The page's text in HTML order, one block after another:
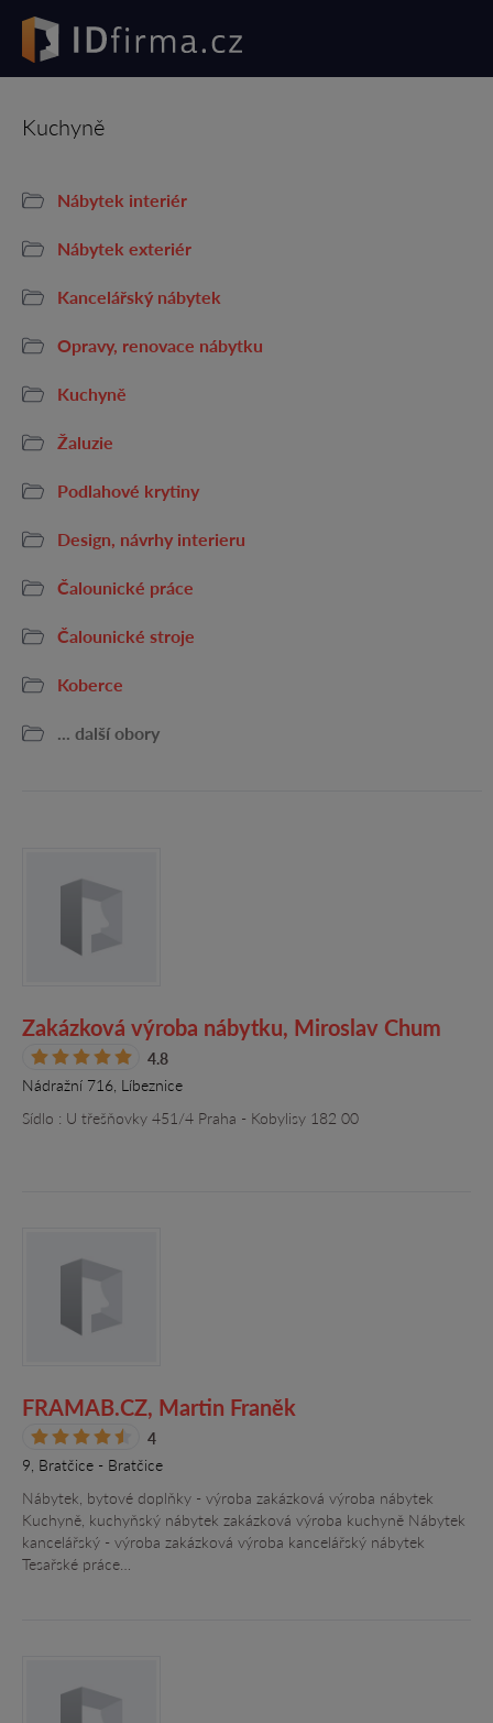
Kuchyně
Nábytek interiér
Nábytek exteriér
Kancelářský nábytek
Opravy, renovace nábytku
Kuchyně
Žaluzie
Podlahové krytiny
Design, návrhy interieru
Čalounické práce
Čalounické stroje
Koberce
... další obory
Zakázková výroba nábytku, Miroslav Chum
4.8
Nádražní 716, Líbeznice
Sídlo : U třešňovky 451/4 Praha - Kobylisy 182 00
FRAMAB.CZ, Martin Franěk
4
9, Bratčice - Bratčice
Nábytek, bytové doplňky - výroba zakázková výroba nábytek
Kuchyně, kuchyňský nábytek zakázková výroba kuchyně Nábytek
kancelářský - výroba zakázková výroba kancelářský nábytek
Tesařské práce…